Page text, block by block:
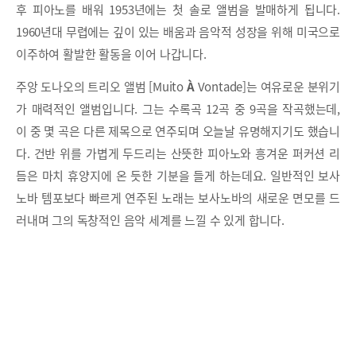
후 피아노를 배워 1953년에는 첫 솔로 앨범을 발매하게 됩니다.
1960년대 무렵에는 깊이 있는 배움과 음악적 성장을 위해 미국으로
이주하여 활발한 활동을 이어 나갑니다.
주앙 도나오의 트리오 앨범 [MuitoÀVontade]는 여유로운 분위기
가 매력적인 앨범입니다. 그는 수록곡 12곡 중 9곡을 작곡했는데,
이 중 몇 곡은 다른 제목으로 연주되며 오늘날 유명해지기도 했습니
다. 건반 위를 가볍게 두드리는 산뜻한 피아노와 흥겨운 퍼커션 리
듬은 마치 휴양지에 온 듯한 기분을 들게 하는데요. 일반적인 보사
노바 템포보다 빠르게 연주된 노래는 보사노바의 새로운 면모를 드
러내며 그의 독창적인 음악 세계를 느낄 수 있게 합니다.